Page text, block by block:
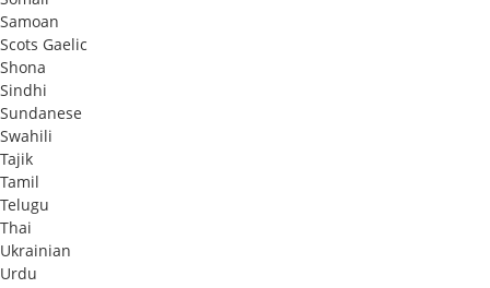
Samoan
Scots Gaelic
Shona
Sindhi
Sundanese
Swahili
Tajik
Tamil
Telugu
Thai
Ukrainian
Urdu